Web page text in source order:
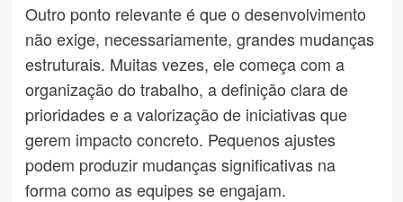
Outro ponto relevante é que o desenvolvimento
não exige, necessariamente, grandes mudanças
estruturais. Muitas vezes, ele começa com a
organização do trabalho, a definição clara de
prioridades e a valorização de iniciativas que
gerem impacto concreto. Pequenos ajustes
podem produzir mudanças significativas na
forma como as equipes se engajam.